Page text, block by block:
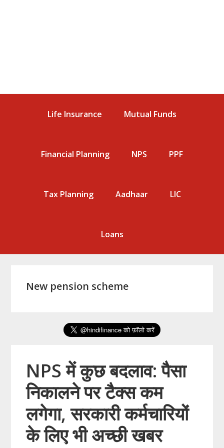
Life Insurance Mutual Funds
Financial Planning NPS PPF
Tax Planning Aadhaar LIC
Loans
New pension scheme
NPS में कुछ बदलाव: पैसा
निकालने पर टैक्स कम
लगेगा, सरकारी कर्मचारियों
के लिए भी अच्छी खबर